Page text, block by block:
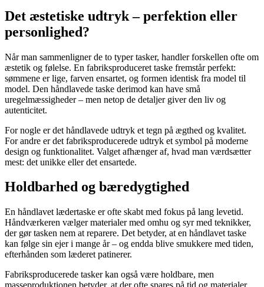
Det æstetiske udtryk – perfektion eller
personlighed?
Når man sammenligner de to typer tasker, handler forskellen ofte om
æstetik og følelse. En fabriksproduceret taske fremstår perfekt:
sømmene er lige, farven ensartet, og formen identisk fra model til
model. Den håndlavede taske derimod kan have små
uregelmæssigheder – men netop de detaljer giver den liv og
autenticitet.
For nogle er det håndlavede udtryk et tegn på ægthed og kvalitet.
For andre er det fabriksproducerede udtryk et symbol på moderne
design og funktionalitet. Valget afhænger af, hvad man værdsætter
mest: det unikke eller det ensartede.
Holdbarhed og bæredygtighed
En håndlavet lædertaske er ofte skabt med fokus på lang levetid.
Håndværkeren vælger materialer med omhu og syr med teknikker,
der gør tasken nem at reparere. Det betyder, at en håndlavet taske
kan følge sin ejer i mange år – og endda blive smukkere med tiden,
efterhånden som læderet patinerer.
Fabriksproducerede tasker kan også være holdbare, men